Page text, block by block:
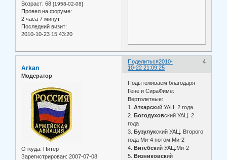
Возраст: 68 [1958-02-08]
Провел на форуме:
2 часа 7 минут
Последний визит:
2010-10-23 15:43:20
Поделиться 4
2010-
10-22 21:09:25
Arkan
Модератор
Откуда: Питер
Зарегистрирован: 2007-07-08
Подытоживаем благодаря
Гене и СираФиме:
Вертолетные:
1.Аткарский УАЦ. 2 года
2.Богодуховский УАЦ. 2
года
3.Бузулукский УАЦ. Второго
года Ми-4 потом Ми-2
4.Витебский УАЦ.Ми-2
5.Вязниковский